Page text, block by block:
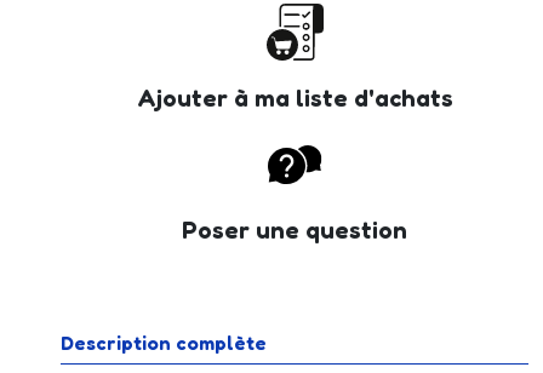
Ajouter à ma liste d'achats
Poser une question
Description complète